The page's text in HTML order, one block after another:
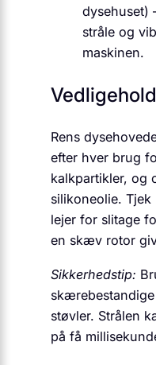
dysehuset)
stråle og
maskinen.
Rens
efter hver brug
kalkpartikler, og
silikoneolie. Tjek
lejer for slitage
en skæv rotor
Sikkerhedstip:
støvler. Strålen
på få